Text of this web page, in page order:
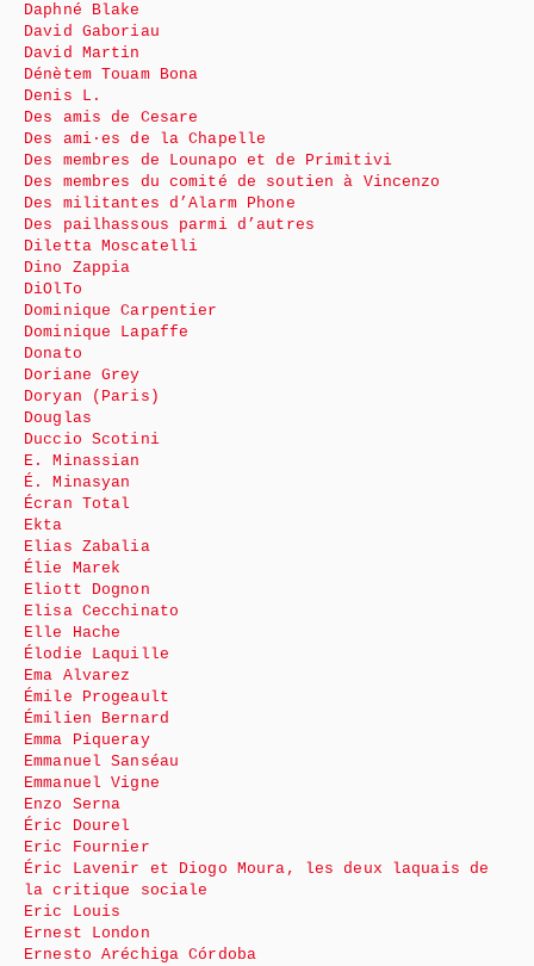
Daphné Blake
David Gaboriau
David Martin
Dénètem Touam Bona
Denis L.
Des amis de Cesare
Des ami·es de la Chapelle
Des membres de Lounapo et de Primitivi
Des membres du comité de soutien à Vincenzo
Des militantes d’Alarm Phone
Des pailhassous parmi d’autres
Diletta Moscatelli
Dino Zappia
DiOlTo
Dominique Carpentier
Dominique Lapaffe
Donato
Doriane Grey
Doryan (Paris)
Douglas
Duccio Scotini
E. Minassian
É. Minasyan
Écran Total
Ekta
Elias Zabalia
Élie Marek
Eliott Dognon
Elisa Cecchinato
Elle Hache
Élodie Laquille
Ema Alvarez
Émile Progeault
Émilien Bernard
Emma Piqueray
Emmanuel Sanséau
Emmanuel Vigne
Enzo Serna
Éric Dourel
Eric Fournier
Éric Lavenir et Diogo Moura, les deux laquais de
la critique sociale
Eric Louis
Ernest London
Ernesto Aréchiga Córdoba